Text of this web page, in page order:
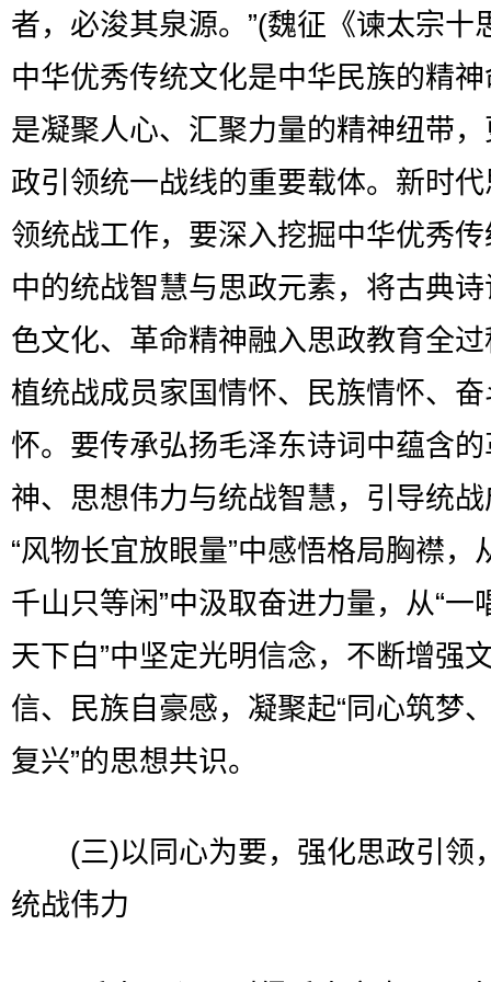
者，必浚其泉源。”(魏征《谏太宗十
中华优秀传统文化是中华民族的精
是凝聚人心、汇聚力量的精神纽带
政引领统一战线的重要载体。新时
领统战工作，要深入挖掘中华优秀
中的统战智慧与思政元素，将古典
色文化、革命精神融入思政教育全
植统战成员家国情怀、民族情怀、
怀。要传承弘扬毛泽东诗词中蕴含
神、思想伟力与统战智慧，引导统
“风物长宜放眼量”中感悟格局胸襟，
千山只等闲”中汲取奋进力量，从“一
天下白”中坚定光明信念，不断增强
信、民族自豪感，凝聚起“同心筑梦
复兴”的思想共识。
(三)以同心为要，强化思政引领
统战伟力